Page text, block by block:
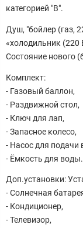
категорией "В".
Душ, "бойлер (газ,
«холодильник (220
Состояние нового
Комплект:
- Газовый баллон,
- Раздвижной стол,
- Ключ для лап,
- Запасное колесо,
- Насос для подачи
- Ёмкость для воды.
Доп.установки:
- Солнечная
- Кондиционер,
- Телевизор,